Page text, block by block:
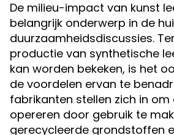
De milieu-impact van kunst
belangrijk onderwerp in de
duurzaamheidsdiscussies.
productie van synthetische
kan worden bekeken, is het
de voordelen ervan te
fabrikanten stellen zich in
opereren door gebruik te
gerecycleerde grondstoffen